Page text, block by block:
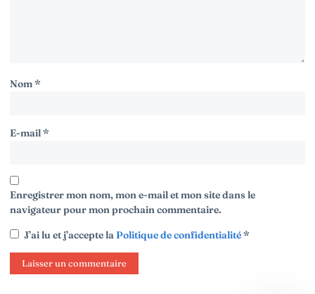
Nom*
E-mail*
Enregistrer mon nom, mon e-mail et mon site dans le
navigateur pour mon prochain commentaire.
J’ai lu et j’accepte la Politique de confidentialité*